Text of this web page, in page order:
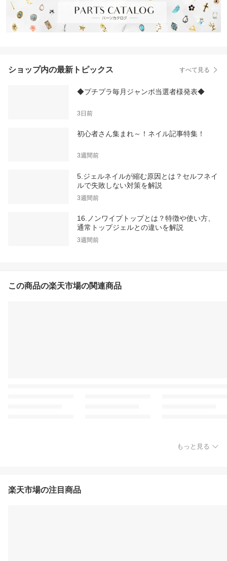
ショップ内の最新トピックス すべて見る
◆プチプラ毎月ジャンボ当選者様発表◆
3日前
初心者さん集まれ～！ネイル記事特集！
3週間前
5.ジェルネイルが縮む原因とは？セルフネイ
ルで失敗しない対策を解説
3週間前
16.ノンワイプトップとは？特徴や使い方、
通常トップジェルとの違いを解説
3週間前
この商品の楽天市場の関連商品
もっと見る
楽天市場の注目商品